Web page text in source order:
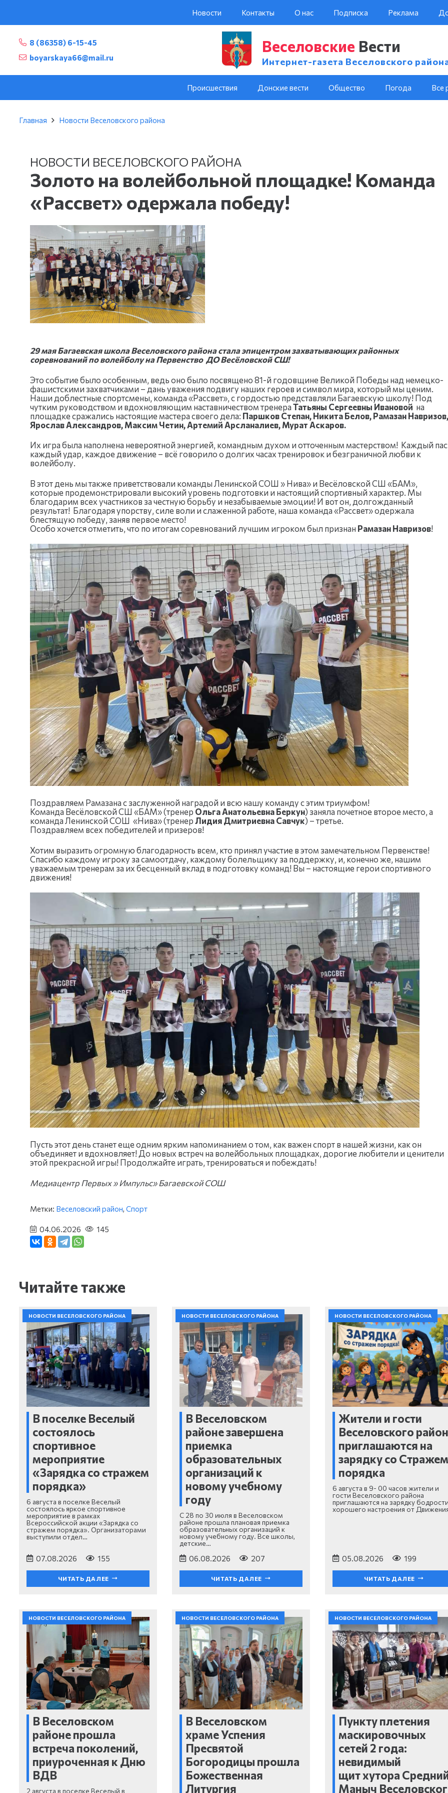
Новости Контакты О нас Подписка Реклама
8 (86358) 6-15-45
boyarskaya66@mail.ru
Веселовские Вести
Интернет-газета Веселовского
Происшествия Донские вести Общество Погода Все
Главная Новости Веселовского района
НОВОСТИ ВЕСЕЛОВСКОГО РАЙОНА
Золото на волейбольной площадке! Команда
«Рассвет» одержала победу!
29 мая Багаевская школа Веселовского района стала эпицентром захватывающих районных
соревнований по волейболу на Первенство ДО Весёловской СШ!
Это событие было особенным, ведь оно было посвящено 81-й годовщине Великой Победы над немецко-
фашистскими захватчиками – дань уважения подвигу наших героев и символ мира, который мы ценим.
Наши доблестные спортсмены, команда «Рассвет», с гордостью представляли Багаевскую школу! Под
чутким руководством и вдохновляющим наставничеством тренера Татьяны Сергеевны Ивановой на
площадке сражались настоящие мастера своего дела: Паршков Степан, Никита Белов, Рамазан Навризов,
Ярослав Александров, Максим Четин, Артемий Арсланалиев, Мурат Аскаров.
Их игра была наполнена невероятной энергией, командным духом и отточенным мастерством! Каждый
каждый удар, каждое движение – всё говорило о долгих часах тренировок и безграничной любви к
волейболу.
В этот день мы также приветствовали команды Ленинской СОШ » Нива» и Весёловской СШ «БАМ»,
которые продемонстрировали высокий уровень подготовки и настоящий спортивный характер. Мы
благодарим всех участников за честную борьбу и незабываемые эмоции! И вот он, долгожданный
результат! Благодаря упорству, силе воли и слаженной работе, наша команда «Рассвет» одержала
блестящую победу, заняв первое место!
Особо хочется отметить, что по итогам соревнований лучшим игроком был признан Рамазан Навризов!
Поздравляем Рамазана с заслуженной наградой и всю нашу команду с этим триумфом!
Команда Весёловской СШ «БАМ» (тренер Ольга Анатольевна Беркун) заняла почетное второе место, а
команда Ленинской СОШ «Нива» (тренер Лидия Дмитриевна Савчук) – третье.
Поздравляем всех победителей и призеров!
Хотим выразить огромную благодарность всем, кто принял участие в этом замечательном Первенстве!
Спасибо каждому игроку за самоотдачу, каждому болельщику за поддержку, и, конечно же, нашим
уважаемым тренерам за их бесценный вклад в подготовку команд! Вы – настоящие герои спортивного
движения!
Пусть этот день станет еще одним ярким напоминанием о том, как важен спорт в нашей жизни, как он
объединяет и вдохновляет! До новых встреч на волейбольных площадках, дорогие любители и ценители
этой прекрасной игры! Продолжайте играть, тренироваться и побеждать!
Медиацентр Первых » Импульс» Багаевской СОШ
Метки: Веселовский район, Спорт
04.06.2026 145
Читайте также
НОВОСТИ ВЕСЕЛОВСКОГО РАЙОНА
В поселке Веселый
состоялось
спортивное
мероприятие
«Зарядка со стражем
порядка»
6 августа в поселке Веселый
состоялось яркое спортивное
мероприятие в рамках
Всероссийской акции «Зарядка со
стражем порядка». Организаторами
выступили отдел…
07.08.2026 155
ЧИТАТЬ ДАЛЕЕ
НОВОСТИ ВЕСЕЛОВСКОГО РАЙОНА
В Веселовском
районе завершена
приемка
образовательных
организаций к
новому учебному
году
С 28 по 30 июля в Веселовском
районе прошла плановая приемка
образовательных организаций к
новому учебному году. Все школы,
детские…
06.08.2026 207
ЧИТАТЬ ДАЛЕЕ
НОВОСТИ ВЕСЕЛОВСКОГО РАЙОНА
Жители и гости
Веселовского
приглашаются на
зарядку со
порядка
6 августа в 9- 00 часов жители и
гости Веселовского района
приглашаются на зарядку
хорошего настроения от
05.08.2026 199
ЧИТАТЬ ДАЛЕЕ
НОВОСТИ ВЕСЕЛОВСКОГО РАЙОНА
В Веселовском
районе прошла
встреча поколений,
приуроченная к Дню
ВДВ
2 августа в поселке Веселый в
НОВОСТИ ВЕСЕЛОВСКОГО РАЙОНА
В Веселовском
храме Успения
Пресвятой
Богородицы прошла
Божественная
Литургия
НОВОСТИ ВЕСЕЛОВСКОГО РАЙОНА
Пункту плетения
маскировочных
сетей 2 года:
невидимый
щит хутора
Маныч